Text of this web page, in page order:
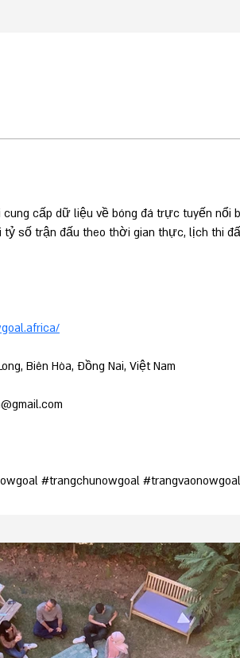
cung cấp dữ liệu về bóng đá trực tuyến
tỷ số trận đấu theo thời gian thực, lịch thi
Biên Hòa, Đồng Nai, Việt Nam
#trangchunowgoal #trangvaonowgoal